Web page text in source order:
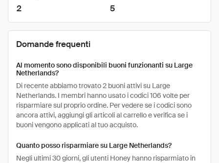
2 5
Domande frequenti
Al momento sono disponibili buoni funzionanti su Large
Netherlands?
Di recente abbiamo trovato 2 buoni attivi su Large
Netherlands. I membri hanno usato i codici 106 volte per
risparmiare sul proprio ordine. Per vedere se i codici sono
ancora attivi, aggiungi gli articoli al carrello e verifica se i
buoni vengono applicati al tuo acquisto.
Quanto posso risparmiare su Large Netherlands?
Negli ultimi 30 giorni, gli utenti Honey hanno risparmiato in